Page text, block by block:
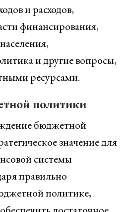
и расходов,
финансирования,
и другие вопросы,
ресурсами.
политики
бюджетной
значение для
системы
правильно
политике,